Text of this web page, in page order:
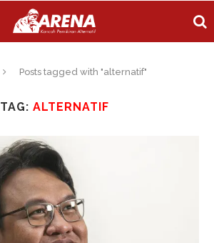
Posts tagged with "alternatif"
TAG: ALTERNATIF